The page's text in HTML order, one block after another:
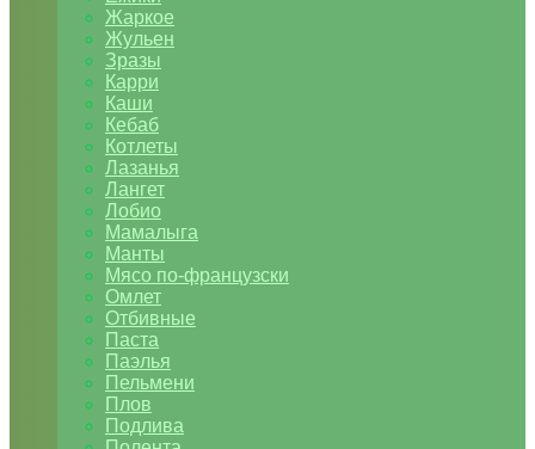
Жаркое
Жульен
Зразы
Карри
Каши
Кебаб
Котлеты
Лазанья
Лангет
Лобио
Мамалыга
Манты
Мясо по-французски
Омлет
Отбивные
Паста
Паэлья
Пельмени
Плов
Подлива